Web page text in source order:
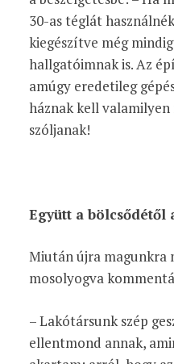
30-as téglát
kiegészítve még
hallgatóimnak is. Az
amúgy eredetileg
háznak kell valamilyen
szóljanak!
Együtt a bölcsődétől
Miután újra magunkra
mosolyogva
– Lakótársunk szép
ellentmond annak,